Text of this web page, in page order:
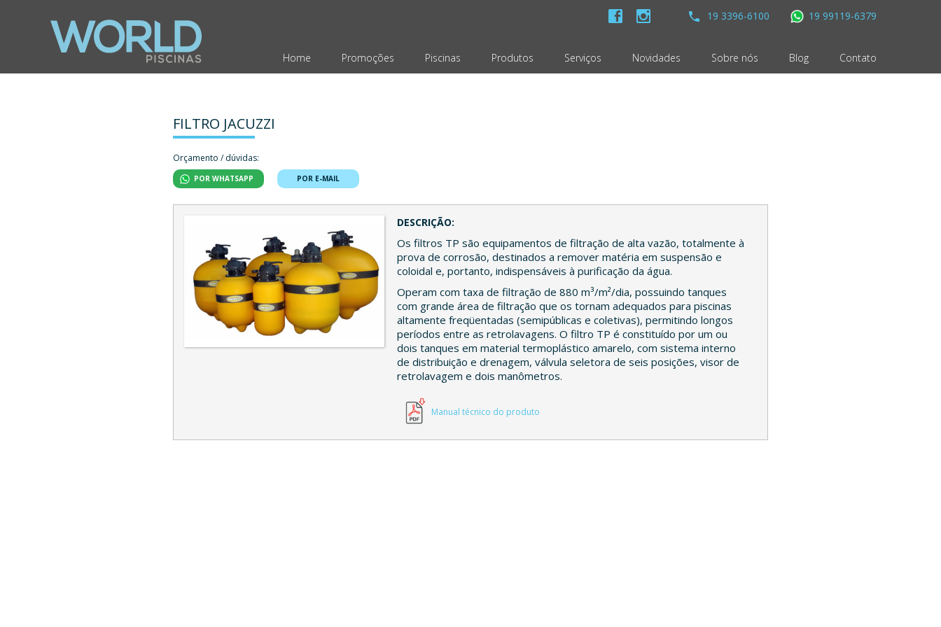
Home Promoções Piscinas Produtos Serviços Novidades Sobre nós Blog Contato
19 99119-6379
19 3396-6100
FILTRO JACUZZI
Orçamento / dúvidas:
POR WHATSAPP POR E-MAIL
DESCRIÇÃO:
Os filtros TP são equipamentos de filtração de alta vazão, totalmente à
prova de corrosão, destinados a remover matéria em suspensão e
coloidal e, portanto, indispensáveis à purificação da água.
Operam com taxa de filtração de 880 m³/m²/dia, possuindo tanques
com grande área de filtração que os tornam adequados para piscinas
altamente freqüentadas (semipúblicas e coletivas), permitindo longos
períodos entre as retrolavagens. O filtro TP é constituído por um ou
dois tanques em material termoplástico amarelo, com sistema interno
de distribuição e drenagem, válvula seletora de seis posições, visor de
retrolavagem e dois manômetros.
Manual técnico do produto